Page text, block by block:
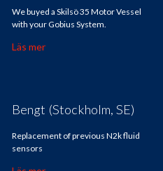
We buyed a Skilsö 35 Motor Vessel
with your Gobius System.
Läs mer
Bengt (Stockholm, SE)
Replacement of previous N2k fluid
sensors